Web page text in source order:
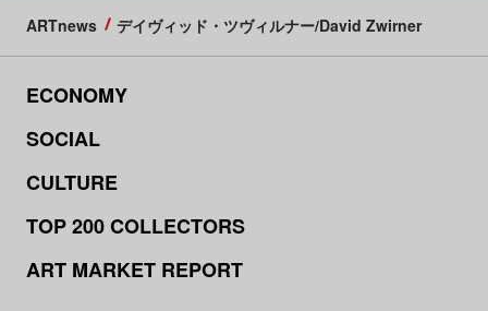
ARTnews デイヴィッド・ツヴィルナー/David Zwirner
ECONOMY
SOCIAL
CULTURE
TOP 200 COLLECTORS
ART MARKET REPORT